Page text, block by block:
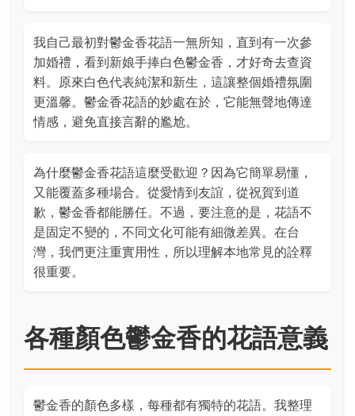
我自己最初對鬱金香花語一無所知，直到有一次參
加婚禮，看到新娘手捧白色鬱金香，才好奇去查資
料。原來白色代表純潔和新生，這讓整個婚禮氛圍
更溫馨。鬱金香花語的妙處在於，它能無聲地傳達
情感，避免直接言辭的尷尬。
為什麼鬱金香花語這麼受歡迎？因為它簡單易懂，
又能覆蓋多種場合。從愛情到友誼，從祝賀到道
歉，鬱金香都能勝任。不過，要注意的是，花語不
是固定不變的，不同文化可能有細微差異。在台
灣，我們更注重實用性，所以理解本地常見的詮釋
很重要。
各種顏色鬱金香的花語意義
鬱金香的顏色多樣，每種都有獨特的花語。我整理